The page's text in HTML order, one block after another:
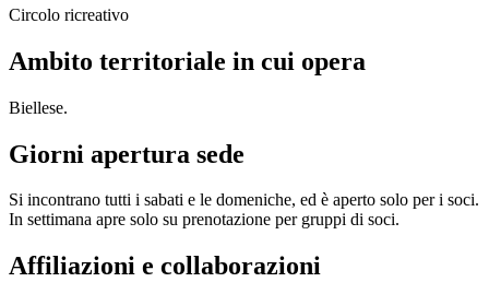
Circolo ricreativo
Ambito territoriale in cui opera
Biellese.
Giorni apertura sede
Si incontrano tutti i sabati e le domeniche, ed è aperto solo per i soci.
In settimana apre solo su prenotazione per gruppi di soci.
Affiliazioni e collaborazioni